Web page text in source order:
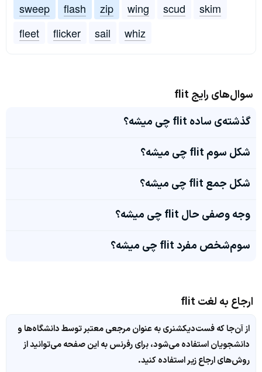
sweep
flash zip wing scud
skim
fleet
flicker sail whiz
سوال‌های رایج flit
گذشته‌ی ساده flit چی میشه؟
شکل سوم flit چی میشه؟
شکل جمع flit چی میشه؟
وجه وصفی حال flit چی میشه؟
سوم‌شخص مفرد flit چی میشه؟
ارجاع به لغت flit
از آن‌جا که فست‌دیکشنری به عنوان مرجعی معتبر توسط دانشگاه‌ها و
دانشجویان استفاده می‌شود، برای رفرنس به این صفحه می‌توانید از
روش‌های ارجاع زیر استفاده کنید.